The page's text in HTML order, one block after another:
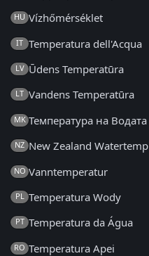
HU Vízhőmérséklet
IT Temperatura dell'Acqua
LV Ūdens Temperatūra
LT Vandens Temperatūra
MK Температура на Водата
NZ New Zealand Watertemp
NO Vanntemperatur
PL Temperatura Wody
PT Temperatura da Água
RO Temperatura Apei